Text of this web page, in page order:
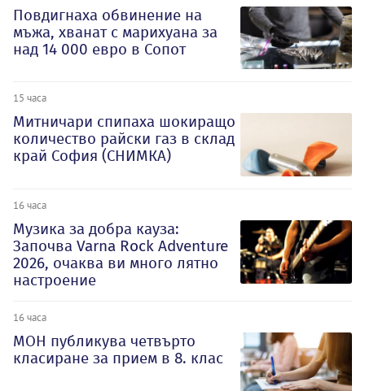
Повдигнаха обвинение на
мъжа, хванат с марихуана за
над 14 000 евро в Сопот
15 часа
Митничари спипаха шокиращо
количество райски газ в склад
край София (СНИМКА)
16 часа
Музика за добра кауза:
Започва Varna Rock Adventure
2026, очаква ви много лятно
настроение
16 часа
МОН публикува четвърто
класиране за прием в 8. клас